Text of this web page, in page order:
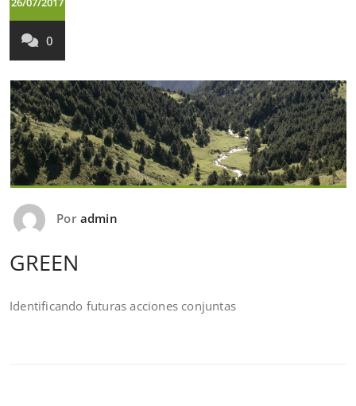
0
Por admin
GREEN
Identificando futuras acciones conjuntas